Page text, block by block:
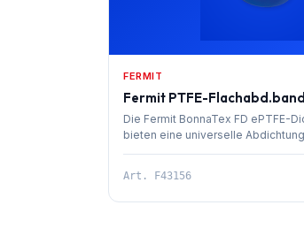
FERMIT
Fermit PTFE-
Die Fermit BonnaTex FD ePTFE-
bieten eine universelle
Industrie und Anlagenbau.
Art. F43156